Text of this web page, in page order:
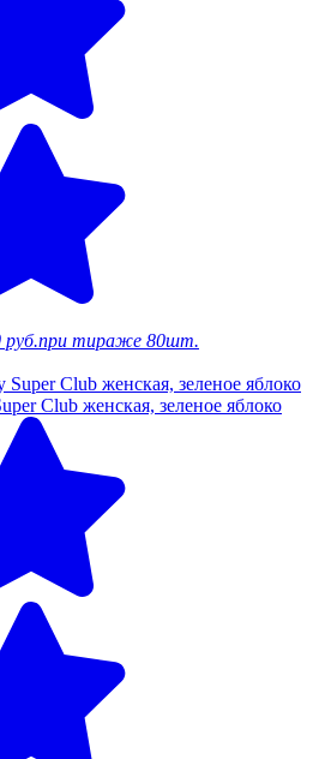
руб.при тираже 80шт.
Club женская, зеленое яблоко